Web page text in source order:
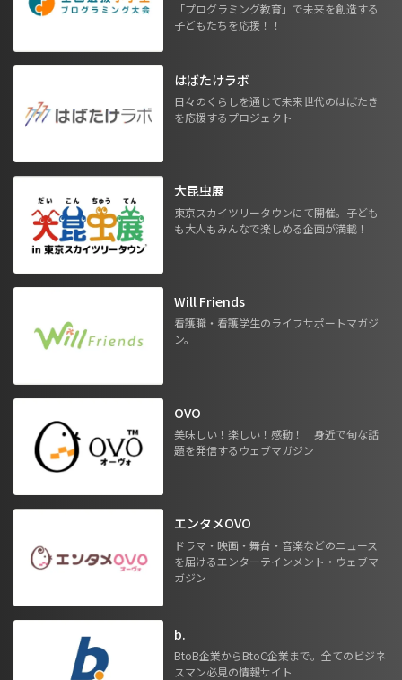
「プログラミング教育」で未来を創造する
子どもたちを応援！！
はばたけラボ
日々のくらしを通じて未来世代のはばたき
を応援するプロジェクト
大昆虫展
東京スカイツリータウンにて開催。子ども
も大人もみんなで楽しめる企画が満載！
Will Friends
看護職・看護学生のライフサポートマガジ
ン。
OVO
美味しい！楽しい！感動！ 身近で旬な話
題を発信するウェブマガジン
エンタメOVO
ドラマ・映画・舞台・音楽などのニュース
を届けるエンターテインメント・ウェブマ
ガジン
b.
BtoB企業からBtoC企業まで。全てのビジネ
スマン必見の情報サイト